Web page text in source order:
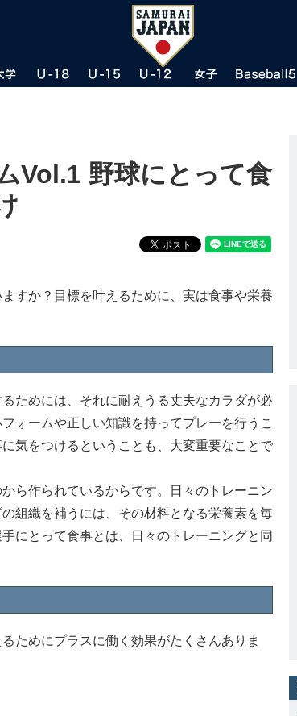
Vol.1 野球にとって食
すか？目標を叶えるために、実は食事や栄養
ためには、それに耐えうる丈夫なカラダが必
ォームや正しい知識を持ってプレーを行うこ
気をつけるということも、大変重要なことで
ら作られているからです。日々のトレーニン
組織を補うには、その材料となる栄養素を毎
にとって食事とは、日々のトレーニングと同
ためにプラスに働く効果がたくさんありま